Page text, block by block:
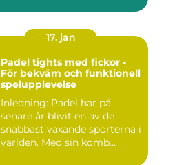
17. jan
Padel tights med fickor -
För bekväm och funktionell
spelupplevelse
Inledning: Padel har på
senare år blivit en av de
snabbast växande sporterna i
världen. Med sin komb...